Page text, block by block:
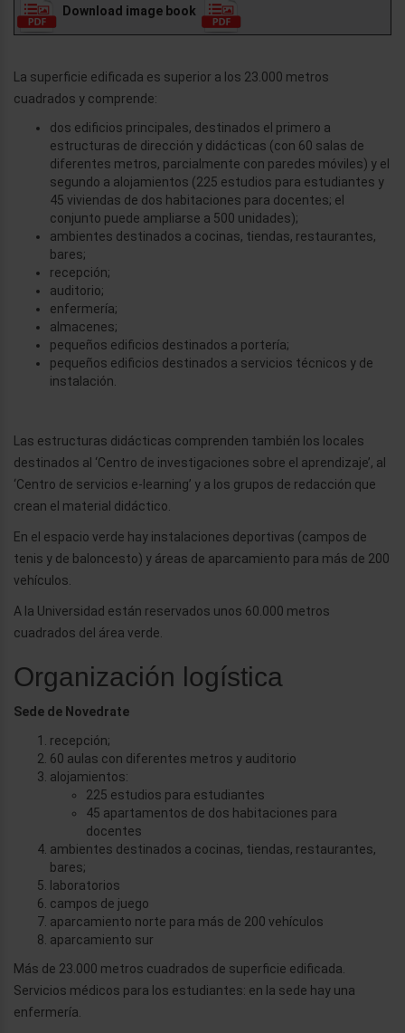
Download image book
La superficie edificada es superior a los 23.000 metros
cuadrados y comprende:
dos edificios principales, destinados el primero a
estructuras de dirección y didácticas (con 60 salas de
diferentes metros, parcialmente con paredes móviles) y el
segundo a alojamientos (225 estudios para estudiantes y
45 viviendas de dos habitaciones para docentes; el
conjunto puede ampliarse a 500 unidades);
ambientes destinados a cocinas, tiendas, restaurantes,
bares;
recepción;
auditorio;
enfermería;
almacenes;
pequeños edificios destinados a portería;
pequeños edificios destinados a servicios técnicos y de
instalación.
Las estructuras didácticas comprenden también los locales
destinados al ‘Centro de investigaciones sobre el aprendizaje’, al
‘Centro de servicios e-learning’ y a los grupos de redacción que
crean el material didáctico.
En el espacio verde hay instalaciones deportivas (campos de
tenis y de baloncesto) y áreas de aparcamiento para más de 200
vehículos.
A la Universidad están reservados unos 60.000 metros
cuadrados del área verde.
Organización logística
Sede de Novedrate
recepción;
60 aulas con diferentes metros y auditorio
alojamientos:
225 estudios para estudiantes
45 apartamentos de dos habitaciones para
docentes
ambientes destinados a cocinas, tiendas, restaurantes,
bares;
laboratorios
campos de juego
aparcamiento norte para más de 200 vehículos
aparcamiento sur
Más de 23.000 metros cuadrados de superficie edificada.
Servicios médicos para los estudiantes: en la sede hay una
enfermería.